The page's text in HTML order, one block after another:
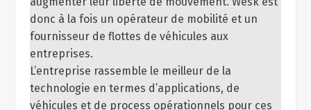
L’entreprise rassemble le meilleur de la
technologie en termes d’applications, de
véhicules et de process opérationnels pour ces
activités et développe le service Shaary, service
d’autopartage à la minute avec des véhicules
spécialement conçus pour la ville.